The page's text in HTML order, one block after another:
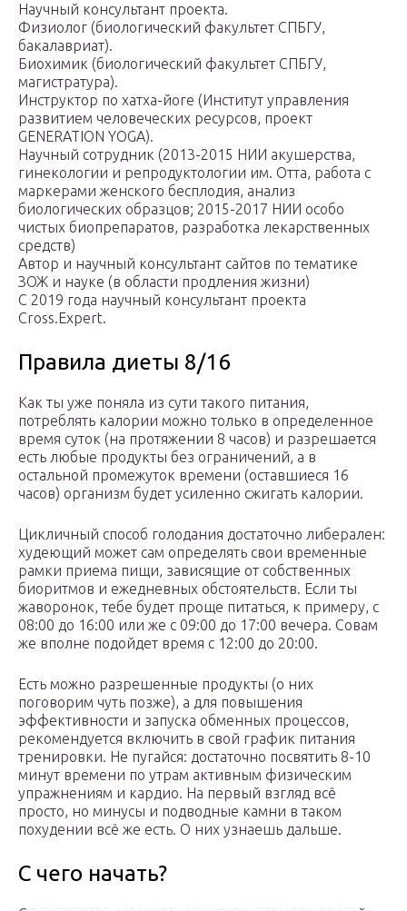
Научный консультант проекта.
Физиолог (биологический факультет СПБГУ,
бакалавриат).
Биохимик (биологический факультет СПБГУ,
магистратура).
Инструктор по хатха-йоге (Институт управления
развитием человеческих ресурсов, проект
GENERATION YOGA).
Научный сотрудник (2013-2015 НИИ акушерства,
гинекологии и репродуктологии им. Отта, работа с
маркерами женского бесплодия, анализ
биологических образцов; 2015-2017 НИИ особо
чистых биопрепаратов, разработка лекарственных
средств)
Автор и научный консультант сайтов по тематике
ЗОЖ и науке (в области продления жизни)
C 2019 года научный консультант проекта
Cross.Expert.
Правила диеты 8/16
Как ты уже поняла из сути такого питания,
потреблять калории можно только в определенное
время суток (на протяжении 8 часов) и разрешается
есть любые продукты без ограничений, а в
остальной промежуток времени (оставшиеся 16
часов) организм будет усиленно сжигать калории.
Цикличный способ голодания достаточно либерален:
худеющий может сам определять свои временные
рамки приема пищи, зависящие от собственных
биоритмов и ежедневных обстоятельств. Если ты
жаворонок, тебе будет проще питаться, к примеру, с
08:00 до 16:00 или же с 09:00 до 17:00 вечера. Совам
же вполне подойдет время с 12:00 до 20:00.
Есть можно разрешенные продукты (о них
поговорим чуть позже), а для повышения
эффективности и запуска обменных процессов,
рекомендуется включить в свой график питания
тренировки. Не пугайся: достаточно посвятить 8-10
минут времени по утрам активным физическим
упражнениям и кардио. На первый взгляд всё
просто, но минусы и подводные камни в таком
похудении всё же есть. О них узнаешь дальше.
С чего начать?